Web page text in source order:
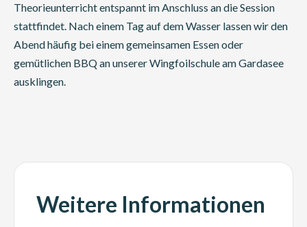
Theorieunterricht entspannt im Anschluss an die Session
stattfindet. Nach einem Tag auf dem Wasser lassen wir den
Abend häufig bei einem gemeinsamen Essen oder
gemütlichen BBQ an unserer Wingfoilschule am Gardasee
ausklingen.
Weitere Informationen